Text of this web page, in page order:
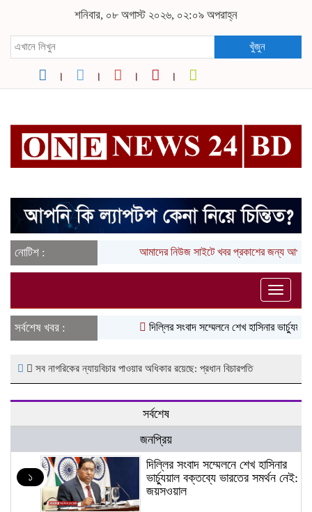
শনিবার, ০৮ অগাস্ট ২০২৬, ০২:০৯ অপরাহ্ন
খুঁজুন
নোটিশ : আমাদের নিউজ সাইটে খবর প্রকাশের জন্য
Toggle
সর্বশেষ খবর :
দিল্লির সংবাদ সম্মেলনে শেখ হাসিনার
সব নাগরিকের ন্যায়বিচার পাওয়ার অধিকার রয়েছে: প্রধান বিচারপতি
সর্বশেষ
জনপ্রিয়
১
দিল্লির সংবাদ সম্মেলনে শেখ হাসিনার
ভার্চ্যুয়াল বক্তব্যে ভারতের সমর্থন নেই:
জয়সওয়াল